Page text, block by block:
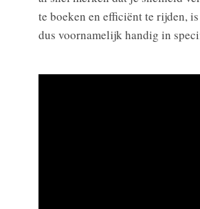
te boeken en efficiënt te rijden,
dus voornamelijk handig in